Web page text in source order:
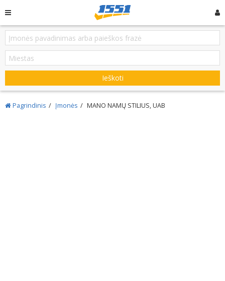
Ieškoti
Pagrindinis Įmonės MANO NAMŲ STILIUS, UAB